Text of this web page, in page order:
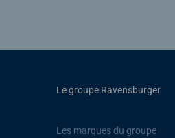
Le groupe Ravensburger
Les marques du groupe